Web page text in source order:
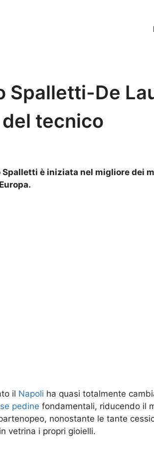
Spalletti-De
tecnico
è iniziata nel migliore dei
il Napoli ha quasi totalmente
pedine fondamentali, riducendo il
nonostante le tante
vetrina i propri gioielli.